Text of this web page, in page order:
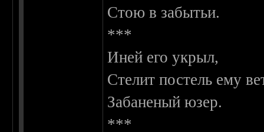
Стою в забытьи.
***
Иней его укрыл,
Стелит постель ему
Забаненый юзер.
***